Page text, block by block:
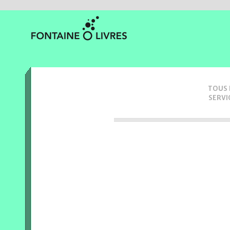
TOUS